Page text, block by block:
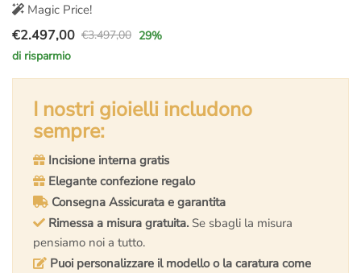
Magic Price!
€3.497,00
Il
prezzo
originale
€3.497,00.
€2.497,00
Il
prezzo
attuale
€2.497,00.
29%
di risparmio
I nostri gioielli includono
sempre:
Incisione interna gratis
Elegante confezione regalo
Consegna Assicurata e garantita
Rimessa a misura gratuita. Se sbagli la misura
pensiamo noi a tutto.
Puoi personalizzare il modello o la caratura come